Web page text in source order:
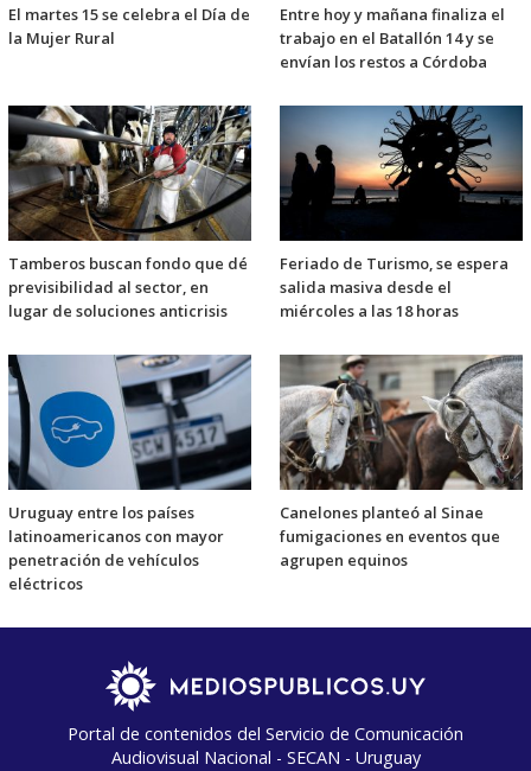
El martes 15 se celebra el Día de
la Mujer Rural
Entre hoy y mañana finaliza el
trabajo en el Batallón 14 y se
envían los restos a Córdoba
Tamberos buscan fondo que dé
previsibilidad al sector, en
lugar de soluciones anticrisis
Feriado de Turismo, se espera
salida masiva desde el
miércoles a las 18 horas
Uruguay entre los países
latinoamericanos con mayor
penetración de vehículos
eléctricos
Canelones planteó al Sinae
fumigaciones en eventos que
agrupen equinos
Portal de contenidos del Servicio de Comunicación
Audiovisual Nacional - SECAN - Uruguay